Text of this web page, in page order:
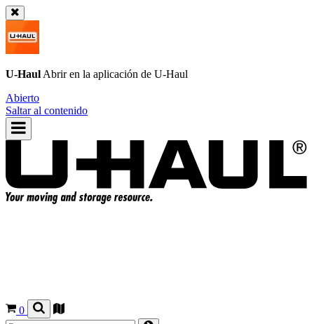
U-Haul Abrir en la aplicación de U-Haul
Abierto
Saltar al contenido
0